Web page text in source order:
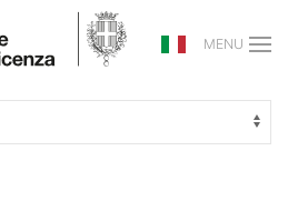
MENU